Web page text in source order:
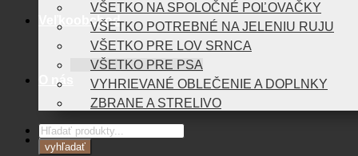
Veľkoobchod
O nás
Blog
VŠETKO NA SPOLOČNÉ POĽOVAČKY
VŠETKO POTREBNÉ NA JELENIU RUJU
VŠETKO PRE LOV SRNCA
VŠETKO PRE PSA
VYHRIEVANÉ OBLEČENIE A DOPLNKY
ZBRANE A STRELIVO
Products
search
vyhľadať